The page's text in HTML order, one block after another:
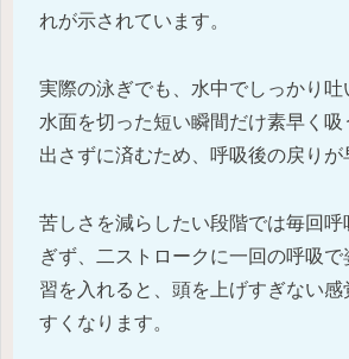
れが示されています。
実際の泳ぎでも、水中でしっかり
水面を切った短い瞬間だけ素早く吸
出さずに済むため、呼吸後の戻りが
苦しさを減らしたい段階では毎回呼
ぎず、二ストロークに一回の呼吸
習を入れると、頭を上げすぎない
すくなります。